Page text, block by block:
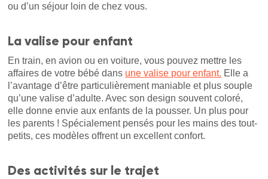
ou d’un séjour loin de chez vous.
La valise pour enfant
En train, en avion ou en voiture, vous pouvez mettre les
affaires de votre bébé dans une valise pour enfant. Elle a
l’avantage d’être particulièrement maniable et plus souple
qu’une valise d’adulte. Avec son design souvent coloré,
elle donne envie aux enfants de la pousser. Un plus pour
les parents ! Spécialement pensés pour les mains des tout-
petits, ces modèles offrent un excellent confort.
Des activités sur le trajet